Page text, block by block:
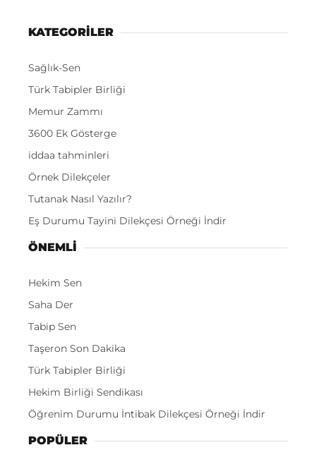
KATEGORİLER
Sağlık-Sen
Türk Tabipler Birliği
Memur Zammı
3600 Ek Gösterge
iddaa tahminleri
Örnek Dilekçeler
Tutanak Nasıl Yazılır?
Eş Durumu Tayini Dilekçesi Örneği İndir
ÖNEMLI
Hekim Sen
Saha Der
Tabip Sen
Taşeron Son Dakika
Türk Tabipler Birliği
Hekim Birliği Sendikası
Öğrenim Durumu İntibak Dilekçesi Örneği İndir
POPÜLER